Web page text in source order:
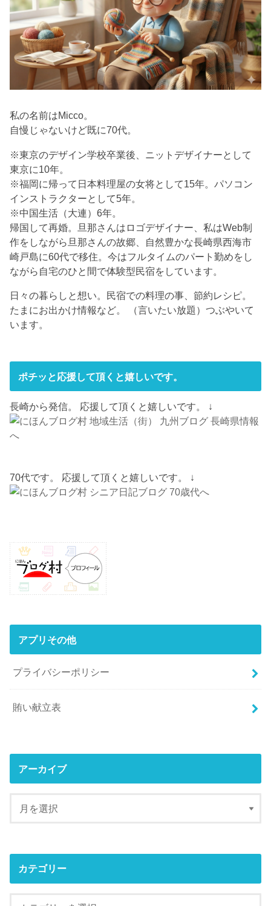
私の名前はMicco。
自慢じゃないけど既に70代。
※東京のデザイン学校卒業後、ニットデザイナーとして
東京に10年。
※福岡に帰って日本料理屋の女将として15年。パソコン
インストラクターとして5年。
※中国生活（大連）6年。
帰国して再婚。旦那さんはロゴデザイナー、私はWeb制
作をしながら旦那さんの故郷、自然豊かな長崎県西海市
崎戸島に60代で移住。今はフルタイムのパート勤めをし
ながら自宅のひと間で体験型民宿をしています。
日々の暮らしと想い。民宿での料理の事、節約レシピ。
たまにお出かけ情報など。 （言いたい放題）つぶやいて
います。
ポチッと応援して頂くと嬉しいです。
長崎から発信。 応援して頂くと嬉しいです。 ↓
70代です。 応援して頂くと嬉しいです。 ↓
アプリその他
プライバシーポリシー
賄い献立表
アーカイブ
カテゴリー